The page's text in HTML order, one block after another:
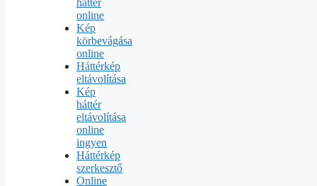
háttér
online
Kép
körbevágása
online
Háttérkép
eltávolítása
Kép
háttér
eltávolítása
online
ingyen
Háttérkép
szerkesztő
Online